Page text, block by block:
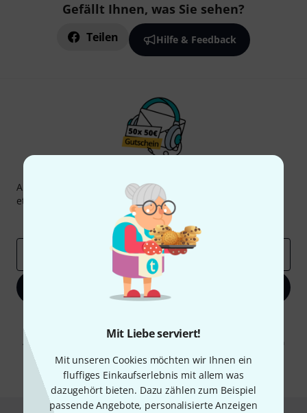
Mit Liebe serviert!
Mit unseren Cookies möchten wir Ihnen ein
fluffiges Einkaufserlebnis mit allem was
dazugehört bieten. Dazu zählen zum Beispiel
passende Angebote, personalisierte Anzeigen
Gefällt Ihnen, was Sie sehen?
Teilen Hilfe & Feedback
Abonniere den Thomann Newsletter und gewinne mit
etwas Glück einen von
50 Gutscheinen
Inspirierende Beiträge
Deals
Jetzt anmelden
Werbung und einer Messung des E-Mail-Nutzungsverhaltens zu. Die
Abmeldung ist jederzeit möglich. Weitere Informationen finden Sie in
* Pflichtfeld